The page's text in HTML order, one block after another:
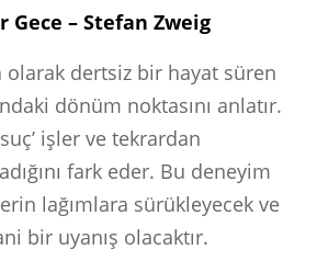
Gece – Stefan Zweig
olarak dertsiz bir hayat süren
dönüm noktasını anlatır.
işler ve tekrardan
fark eder. Bu deneyim
lağımlara sürükleyecek ve
bir uyanış olacaktır.